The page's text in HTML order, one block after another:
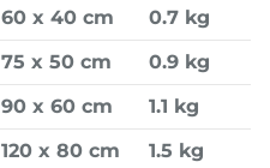
60 x 40 cm
0.7 kg
75 x 50 cm
0.9 kg
90 x 60 cm
1.1 kg
120 x 80 cm 1.5 kg